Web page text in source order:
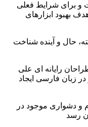
و برای شرایط فعلی
بهبود ابزارهای
حال و آینده شناخت
رایانه ای علی
زبان فارسی ایجاد
و دشواری موجود در
رسد